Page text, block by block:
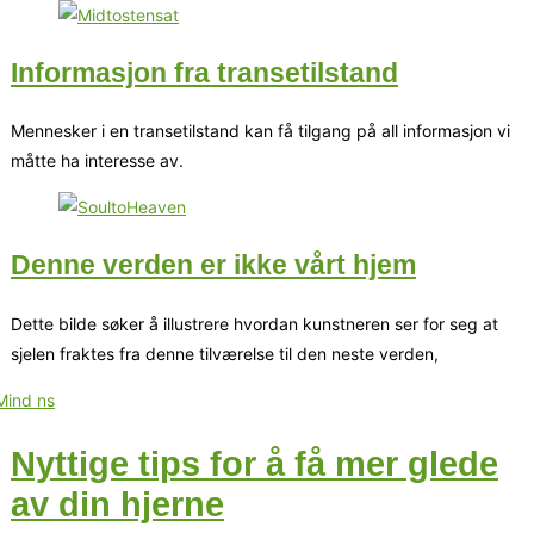
Informasjon fra transetilstand
Mennesker i en transetilstand kan få tilgang på all informasjon vi
måtte ha interesse av.
Denne verden er ikke vårt hjem
Dette bilde søker å illustrere hvordan kunstneren ser for seg at
sjelen fraktes fra denne tilværelse til den neste verden,
Nyttige tips for å få mer glede
av din hjerne